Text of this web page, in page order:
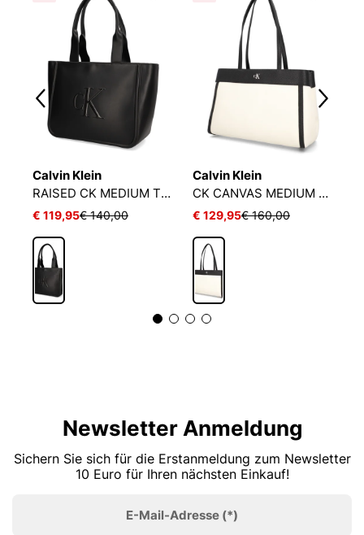
Calvin Klein
RAISED CK MEDIUM TOTE
€ 119,95€ 140,00
Calvin Klein
CK CANVAS MEDIUM TOTE
€ 129,95€ 160,00
Newsletter Anmeldung
Sichern Sie sich für die Erstanmeldung zum Newsletter
10 Euro für Ihren nächsten Einkauf!
E-Mail-Adresse (*)